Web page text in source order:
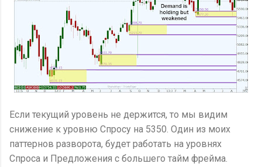
Если текущий уровень не держится, то мы видим
снижение к уровню Спросу на 5350. Один из моих
паттернов разворота, будет работать на уровнях
Спроса и Предложения с большего тайм фрейма.